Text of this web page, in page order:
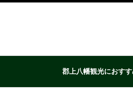
郡上八幡観光におす